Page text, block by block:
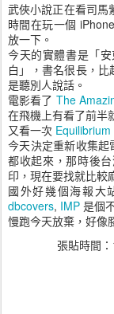
武俠小說正在看司馬
時間在玩一個
放一下。
今天的實體書是「
白」，書名很長，
是聽別人說話。
電影看了 The
在飛機上有看了前半
又看一次
今天決定重新收集
都收起來，那時後
印，現在要找就比較
國外好幾個海報大
dbcovers, IMP 是個
慢跑今天放棄，好像
張貼時間：